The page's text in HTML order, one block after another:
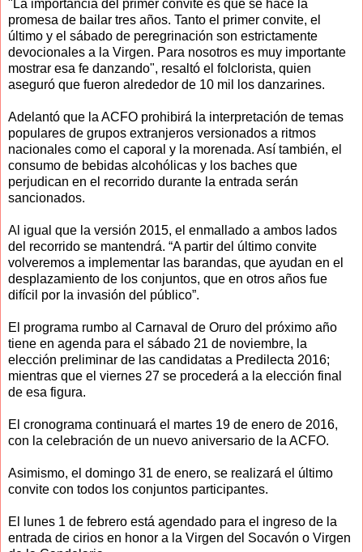
"La importancia del primer convite es que se hace la
promesa de bailar tres años. Tanto el primer convite, el
último y el sábado de peregrinación son estrictamente
devocionales a la Virgen. Para nosotros es muy importante
mostrar esa fe danzando", resaltó el folclorista, quien
aseguró que fueron alrededor de 10 mil los danzarines.
Adelantó que la ACFO prohibirá la interpretación de temas
populares de grupos extranjeros versionados a ritmos
nacionales como el caporal y la morenada. Así también, el
consumo de bebidas alcohólicas y los baches que
perjudican en el recorrido durante la entrada serán
sancionados.
Al igual que la versión 2015, el enmallado a ambos lados
del recorrido se mantendrá. “A partir del último convite
volveremos a implementar las barandas, que ayudan en el
desplazamiento de los conjuntos, que en otros años fue
difícil por la invasión del público”.
El programa rumbo al Carnaval de Oruro del próximo año
tiene en agenda para el sábado 21 de noviembre, la
elección preliminar de las candidatas a Predilecta 2016;
mientras que el viernes 27 se procederá a la elección final
de esa figura.
El cronograma continuará el martes 19 de enero de 2016,
con la celebración de un nuevo aniversario de la ACFO.
Asimismo, el domingo 31 de enero, se realizará el último
convite con todos los conjuntos participantes.
El lunes 1 de febrero está agendado para el ingreso de la
entrada de cirios en honor a la Virgen del Socavón o Virgen